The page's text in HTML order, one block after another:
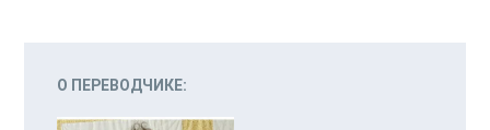
О ПЕРЕВОДЧИКЕ: